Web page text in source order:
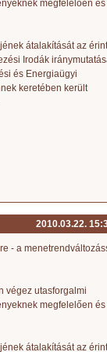
megfelelően és
átalakítását az
Irodák
és Energiaügyi
keretében került
2010.03.22.
- a
végez utasforgalmi
megfelelően és
átalakítását az